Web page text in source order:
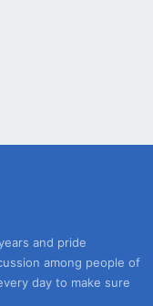
and pride
among people of
day to make sure